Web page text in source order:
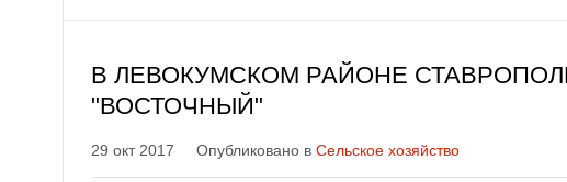
В ЛЕВОКУМСКОМ РАЙОНЕ
"ВОСТОЧНЫЙ"
29 окт 2017 Опубликовано в Сельское хозяйство